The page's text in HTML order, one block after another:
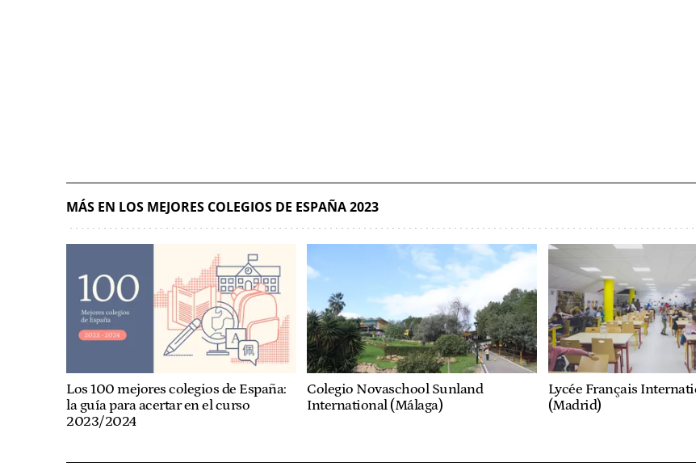
MÁS EN LOS MEJORES COLEGIOS DE ESPAÑA 2023
Los 100 mejores colegios de España:
la guía para acertar en el curso
2023/2024
Colegio Novaschool Sunland
International (Málaga)
Lycée Français
(Madrid)